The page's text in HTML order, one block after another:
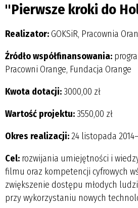
"Pierwsze kroki do
Realizator:GOKSiR, Pracownia
Źródło współfinansowania:
Pracowni Orange, Fundacja Orange
Kwota dotacji:3000,00 zł
Wartość projektu:3550,00 zł
Okres realizacji:24 listopada
Cel: rozwijania umiejętności i
filmu oraz kompetencji cyfrowych
zwiększenie dostępu młodych
przy wykorzystaniu nowych